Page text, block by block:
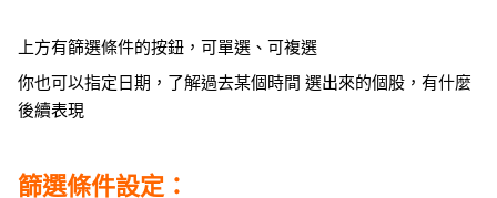
上方有篩選條件的按鈕，可單選、可複選
你也可以指定日期，了解過去某個時間 選出來的個股，有什麼
後續表現
篩選條件設定：